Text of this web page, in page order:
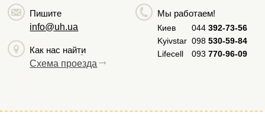
Пишите
info@uh.ua
Как нас найти
Схема проезда
Мы работаем!
Киев 044 392-73-56
Kyivstar 098 530-59-84
Lifecell
093 770-96-09